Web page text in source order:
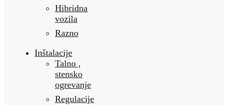
Hibridna
vozila
Razno
Inštalacije
Talno ,
stensko
ogrevanje
Regulacije